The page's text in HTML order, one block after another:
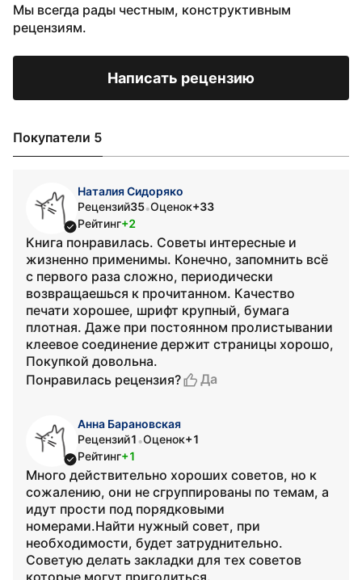
Мы всегда рады честным, конструктивным
рецензиям.
Написать рецензию
Покупатели 5
Наталия Сидоряко
Рецензий35•Оценок+33
Рейтинг+2
Книга понравилась. Советы интересные и
жизненно применимы. Конечно, запомнить всё
с первого раза сложно, периодически
возвращаешься к прочитанном. Качество
печати хорошее, шрифт крупный, бумага
плотная. Даже при постоянном пролистывании
клеевое соединение держит страницы хорошо,
Покупкой довольна.
Понравилась рецензия?
Да
Анна Барановская
Рецензий1 •Оценок+1
Рейтинг+1
Много действительно хороших советов, но к
сожалению, они не сгруппированы по темам, а
идут прости под порядковыми
номерами.Найти нужный совет, при
необходимости, будет затруднительно.
Советую делать закладки для тех советов
которые могут пригодиться.